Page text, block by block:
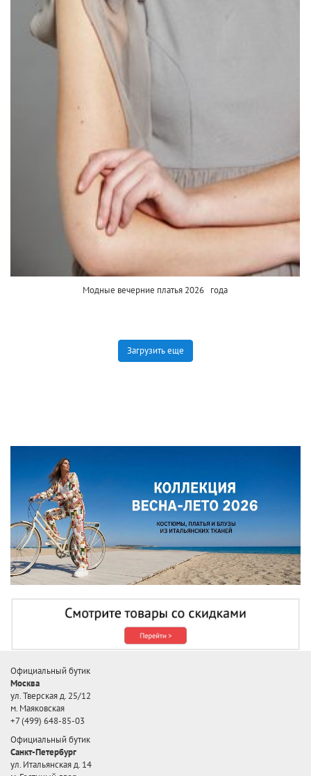
Модные вечерние платья 2026 года
Загрузить еще
Официальный бутик
Москва
ул. Тверская д. 25/12
м. Маяковская
+7 (499) 648-85-03
Официальный бутик
Санкт-Петербург
ул. Итальянская д. 14